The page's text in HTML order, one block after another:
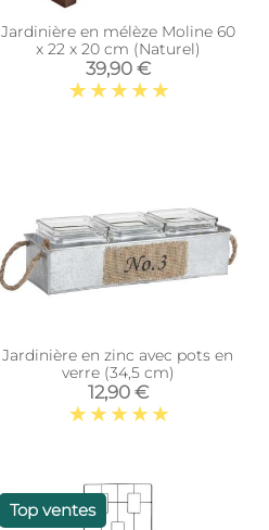
Jardinière en mélèze Moline 60
x 22 x 20 cm (Naturel)
39,90 €
Jardinière en zinc avec pots en
verre (34,5 cm)
12,90 €
Top ventes